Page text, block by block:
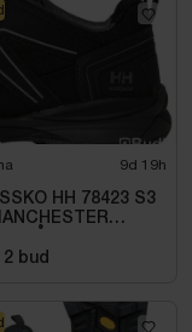
9d 19h
HH 78423 S3
2 bud